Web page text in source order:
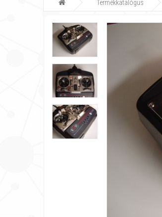
Termékkatalógus